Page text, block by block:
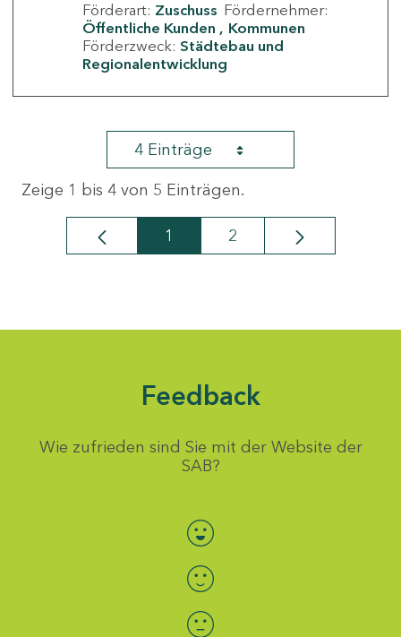
Förderart: Zuschuss Fördernehmer:
Öffentliche Kunden
Kommunen
Förderzweck: Städtebau und
Regionalentwicklung
4 Einträge
Zeige 1 bis 4 von 5 Einträgen.
Seite
1 Seite
2
Feedback
Wie zufrieden sind Sie mit der Website der
SAB?
Bewertung auswählen